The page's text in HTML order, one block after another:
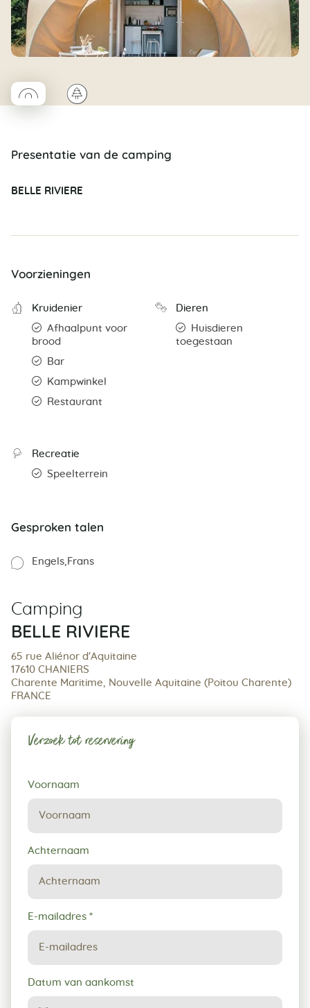
◯Coco rond🌲
Presentatie van de camping
BELLE RIVIERE
Voorzieningen
Kruidenier
Afhaalpunt voor
brood
Bar
Kampwinkel
Restaurant
Dieren
Huisdieren
toegestaan
Recreatie
Speelterrein
Gesproken talen
Engels Frans
Camping
BELLE RIVIERE
65 rue Aliénor d'Aquitaine
17610 CHANIERS
Charente Maritime, Nouvelle Aquitaine (Poitou Charente)
FRANCE
Verzoek tot reservering
Verzoek
tot
reservering
Voornaam
Achternaam
E-mailadres *
Datum van aankomst